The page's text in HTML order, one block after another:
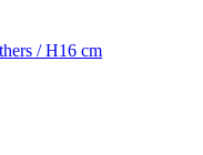
/ H16 cm